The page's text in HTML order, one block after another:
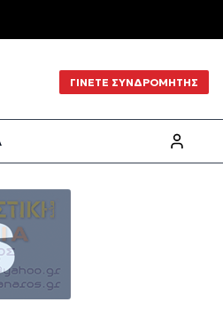
ΓΙΝΕΤΕ ΣΥΝΔΡΟΜΗΤΗΣ